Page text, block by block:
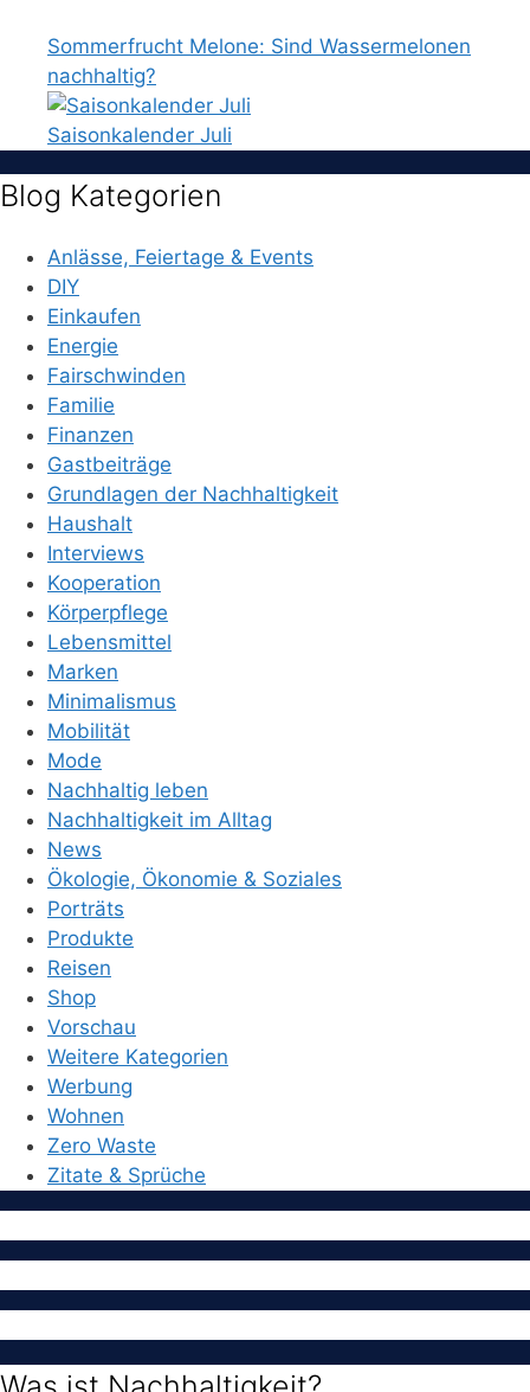
Sommerfrucht Melone: Sind Wassermelonen
nachhaltig?
Saisonkalender Juli
Blog Kategorien
Anlässe, Feiertage & Events
DIY
Einkaufen
Energie
Fairschwinden
Familie
Finanzen
Gastbeiträge
Grundlagen der Nachhaltigkeit
Haushalt
Interviews
Kooperation
Körperpflege
Lebensmittel
Marken
Minimalismus
Mobilität
Mode
Nachhaltig leben
Nachhaltigkeit im Alltag
News
Ökologie, Ökonomie & Soziales
Porträts
Produkte
Reisen
Shop
Vorschau
Weitere Kategorien
Werbung
Wohnen
Zero Waste
Zitate & Sprüche